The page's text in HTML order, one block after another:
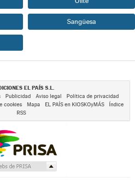
Sangüesa
EL PAÍS S.L.
Publicidad Aviso legal
Política de privacidad
cookies Mapa EL PAÍS en KIOSKOyMÁS
Índice
RSS